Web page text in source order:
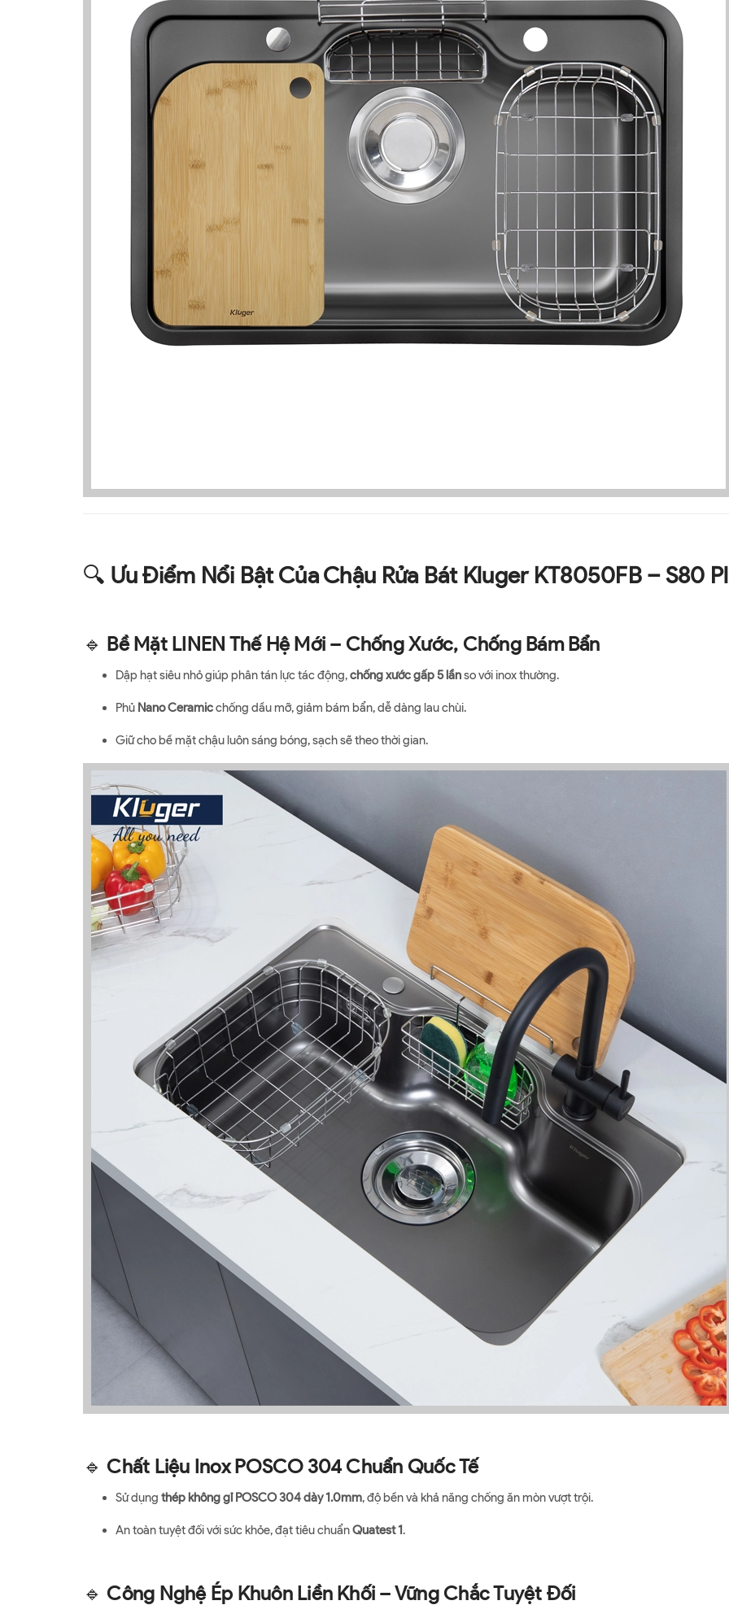
🔍 Ưu Điểm Nổi Bật Của Chậu Rửa Bát Kluger KT8050FB – S80
🔹 Bề Mặt LINEN Thế Hệ Mới – Chống Xước, Chống Bám Bẩn
Dập hạt siêu nhỏ giúp phân tán lực tác động,chống xước gấp 5 lầnso với inox thường.
Phủ Nano Ceramicchống dầu mỡ, giảm bám bẩn, dễ dàng lau chùi.
Giữ cho bề mặt chậu luôn sáng bóng, sạch sẽ theo thời gian.
🔹 Chất Liệu Inox POSCO 304 Chuẩn Quốc Tế
Sử dụng thép không gỉ POSCO 304 dày 1.0mm, độ bền và khả năng chống ăn mòn vượt trội.
An toàn tuyệt đối với sức khỏe, đạt tiêu chuẩnQuatest 1.
🔹 Công Nghệ Ép Khuôn Liền Khối – Vững Chắc Tuyệt Đối